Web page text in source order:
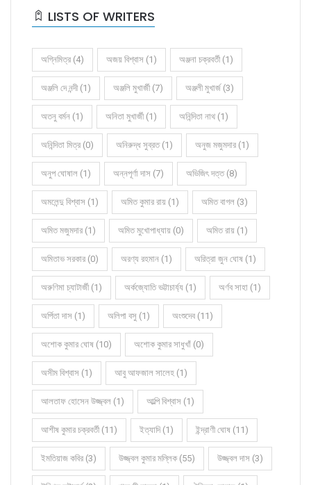
LISTS OF WRITERS
অগ্নিমিত্র (4) অজয় বিশ্বাস (1) অঞ্জনা চক্রবর্তী (1)
অঞ্জলি দে নন্দী (1) অঞ্জলি মুখার্জী (7) অঞ্জলী মুখার্জ (3)
অতনু বর্মন (1) অনিতা মুখার্জী (1) অনিন্দিতা নাথ (1)
অনিন্দিতা মিত্র (0) অনিরুদ্ধ সুব্রত (1) অনুজ মজুমদার (1)
অনুপ ঘোষাল (1) অন্নপূর্ণা দাস (7) অভিজিৎ দত্ত (8)
অমলেন্দু বিশ্বাস (1) অমিত কুমার রায় (1) অমিত বাগল (3)
অমিত মজুমদার (1) অমিত মুখোপাধ্যায় (0) অমিত রায় (1)
অমিতাভ সরকার (0) অরণ্য রহমান (1) অরিত্রা জুন ঘোষ (1)
অরুণিমা চ্যাটার্জী (1) অর্কজ্যোতি ভট্টাচার্য্য (1) অর্ণব সাহা (1)
অর্পিতা দাস (1) অলিপা বসু (1) অংশুদেব (11)
অশোক কুমার ঘোষ (10) অশোক কুমার সাধুখাঁ (0)
অসীম বিশ্বাস (1) আবু আফজাল সালেহ (1)
আলতাফ হোসেন উজ্জ্বল (1) আল্পি বিশ্বাস (1)
আশীষ কুমার চক্রবর্তী (11) ইত্যাদি (1) ইন্দ্রাণী ঘোষ (11)
ইমতিয়াজ কবির (3) উজ্জ্বল কুমার মল্লিক (55) উজ্জ্বল দাস (3)